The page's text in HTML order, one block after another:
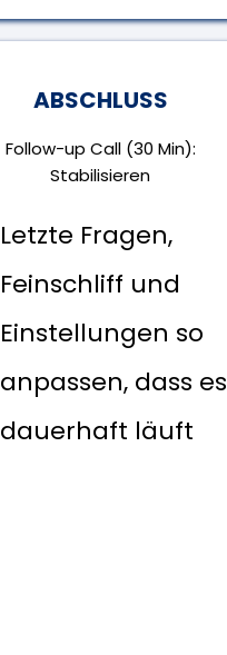
ABSCHLUSS
Follow-up Call (30 Min):
Stabilisieren
Letzte Fragen,
Feinschliff und
Einstellungen so
anpassen, dass es
dauerhaft läuft